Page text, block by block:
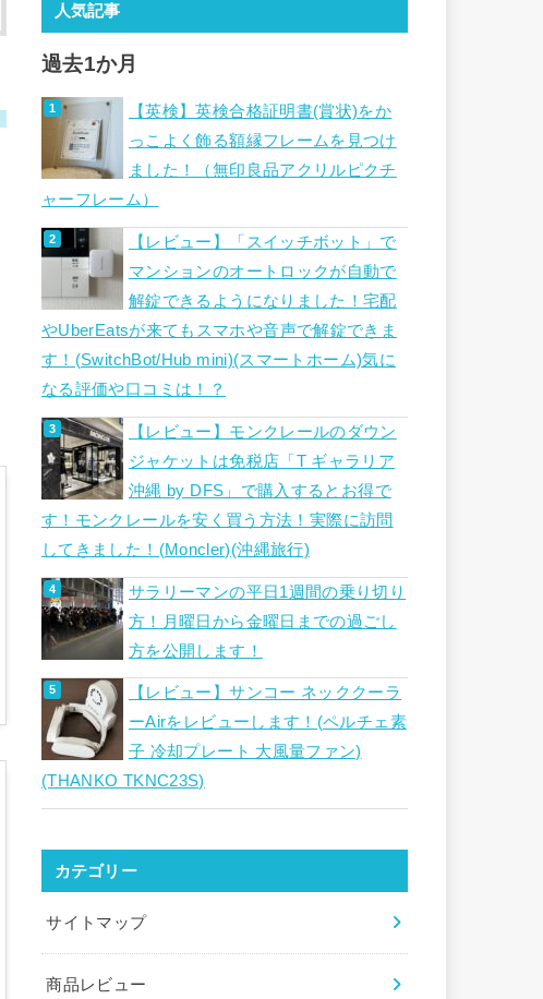
人気記事
過去1か月
【英検】英検合格証明書(賞状)をか
っこよく飾る額縁フレームを見つけ
ました！（無印良品アクリルピクチ
ャーフレーム）
【レビュー】「スイッチボット」で
マンションのオートロックが自動で
解錠できるようになりました！宅配
やUberEatsが来てもスマホや音声で解錠できま
す！(SwitchBot/Hub mini)(スマートホーム)気に
なる評価や口コミは！？
【レビュー】モンクレールのダウン
ジャケットは免税店「T ギャラリア
沖縄 by DFS」で購入するとお得で
す！モンクレールを安く買う方法！実際に訪問
してきました！(Moncler)(沖縄旅行)
サラリーマンの平日1週間の乗り切り
方！月曜日から金曜日までの過ごし
方を公開します！
【レビュー】サンコー ネッククーラ
ーAirをレビューします！(ペルチェ素
子 冷却プレート 大風量ファン)
(THANKO TKNC23S)
カテゴリー
サイトマップ
商品レビュー